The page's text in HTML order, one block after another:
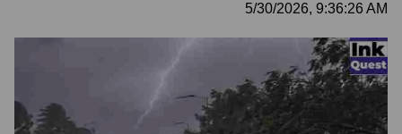
5/30/2026, 9:36:26 AM